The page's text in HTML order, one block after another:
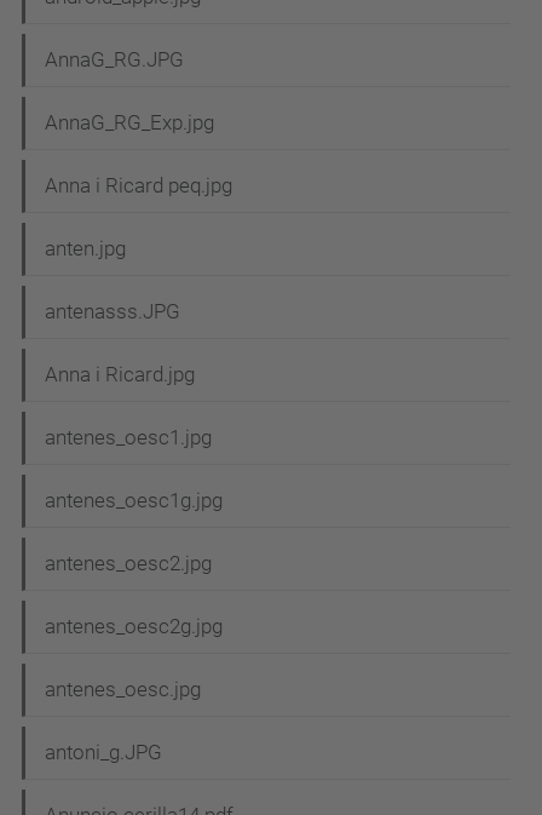
AnnaG_RG.JPG
AnnaG_RG_Exp.jpg
Anna i Ricard peq.jpg
anten.jpg
antenasss.JPG
Anna i Ricard.jpg
antenes_oesc1.jpg
antenes_oesc1g.jpg
antenes_oesc2.jpg
antenes_oesc2g.jpg
antenes_oesc.jpg
antoni_g.JPG